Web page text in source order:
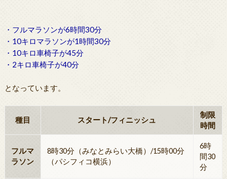
・フルマラソンが6時間30分
・10キロマラソンが1時間30分
・10キロ車椅子が45分
・2キロ車椅子が40分
となっています。
種目 スタート/フィニッシュ
制限
時間
フルマ
ラソン
8時30分（みなとみらい大橋）/15時00分
（パシフィコ横浜）
6時
間30
分